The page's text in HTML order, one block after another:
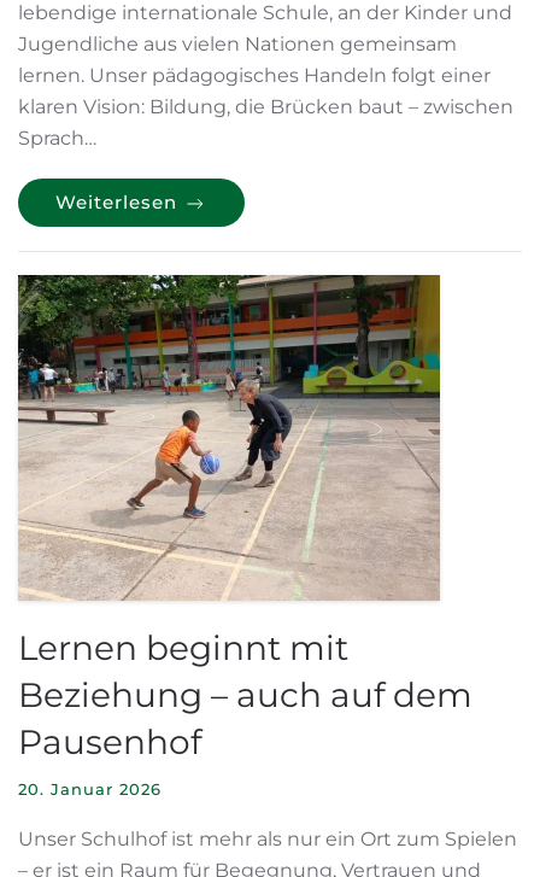
lebendige internationale Schule, an der Kinder und
Jugendliche aus vielen Nationen gemeinsam
lernen. Unser pädagogisches Handeln folgt einer
klaren Vision: Bildung, die Brücken baut – zwischen
Sprach…
Weiterlesen
Lernen beginnt mit
Beziehung – auch auf dem
Pausenhof
20. Januar 2026
Unser Schulhof ist mehr als nur ein Ort zum Spielen
– er ist ein Raum für Begegnung, Vertrauen und